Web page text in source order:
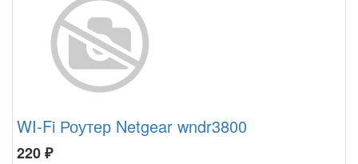
WI-Fi Роутер Netgear wndr3800
220₽